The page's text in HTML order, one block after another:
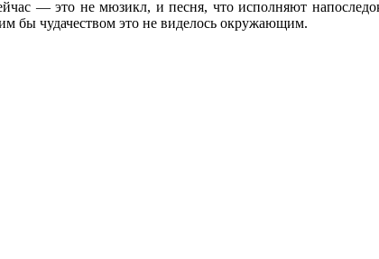
— это не мюзикл, и песня, что исполняют
бы чудачеством это не виделось окружающим.